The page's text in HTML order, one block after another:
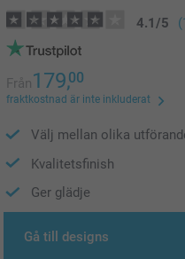
4.1/5
Från179,00
fraktkostnad är inte inkluderat
Välj mellan olika
Kvalitetsfinish
Ger glädje
Gå till designs